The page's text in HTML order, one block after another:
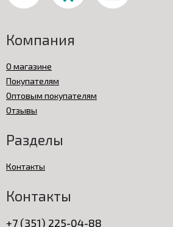
Компания
О магазине
Покупателям
Оптовым покупателям
Отзывы
Разделы
Контакты
Контакты
+7 (351) 225-04-88